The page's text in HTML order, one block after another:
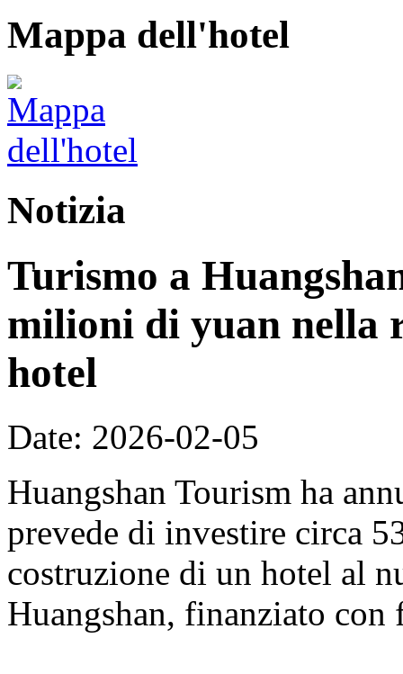
Mappa dell'hotel
Notizia
Turismo a
milioni di yuan nella
hotel
Date: 2026-02-05
Huangshan Tourism ha
prevede di investire circa
costruzione di un hotel al
Huangshan, finanziato